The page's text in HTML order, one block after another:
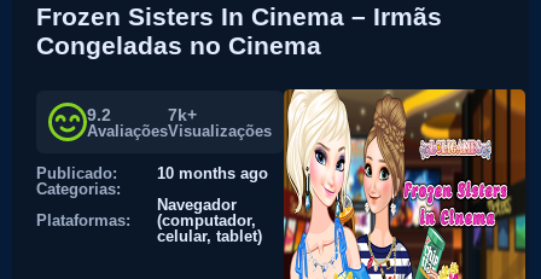
Frozen Sisters In Cinema – Irmãs
Congeladas no Cinema
9.2
Avaliações
7k+
Visualizações
Publicado:
10 months ago
Categorias:
Plataformas:
Navegador
(computador,
celular, tablet)